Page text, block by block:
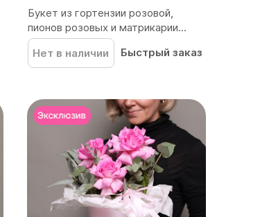
Букет из гортензии розовой,
пионов розовых и матрикарии...
Нет в наличии
Быстрый заказ